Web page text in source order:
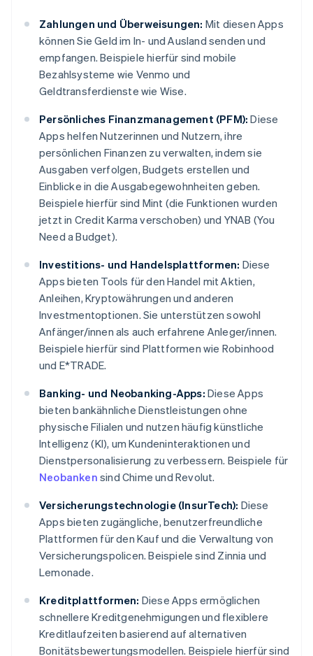
Zahlungen und Überweisungen: Mit diesen Apps
können Sie Geld im In- und Ausland senden und
empfangen. Beispiele hierfür sind mobile
Bezahlsysteme wie Venmo und
Geldtransferdienste wie Wise.
Persönliches Finanzmanagement (PFM): Diese
Apps helfen Nutzerinnen und Nutzern, ihre
persönlichen Finanzen zu verwalten, indem sie
Ausgaben verfolgen, Budgets erstellen und
Einblicke in die Ausgabegewohnheiten geben.
Beispiele hierfür sind Mint (die Funktionen wurden
jetzt in Credit Karma verschoben) und YNAB (You
Need a Budget).
Investitions- und Handelsplattformen: Diese
Apps bieten Tools für den Handel mit Aktien,
Anleihen, Kryptowährungen und anderen
Investmentoptionen. Sie unterstützen sowohl
Anfänger/innen als auch erfahrene Anleger/innen.
Beispiele hierfür sind Plattformen wie Robinhood
und E*TRADE.
Banking- und Neobanking-Apps: Diese Apps
bieten bankähnliche Dienstleistungen ohne
physische Filialen und nutzen häufig künstliche
Intelligenz (KI), um Kundeninteraktionen und
Dienstpersonalisierung zu verbessern. Beispiele für
Neobanken sind Chime und Revolut.
Versicherungstechnologie (InsurTech): Diese
Apps bieten zugängliche, benutzerfreundliche
Plattformen für den Kauf und die Verwaltung von
Versicherungspolicen. Beispiele sind Zinnia und
Lemonade.
Kreditplattformen: Diese Apps ermöglichen
schnellere Kreditgenehmigungen und flexiblere
Kreditlaufzeiten basierend auf alternativen
Bonitätsbewertungsmodellen. Beispiele hierfür sind